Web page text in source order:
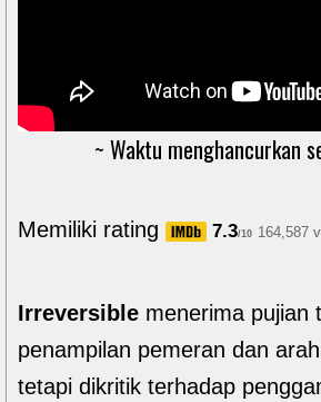
~ Waktu menghancurkan
Memiliki rating 7.3/10 164,587
Irreversible menerima pujian
penampilan pemeran dan
tetapi dikritik terhadap